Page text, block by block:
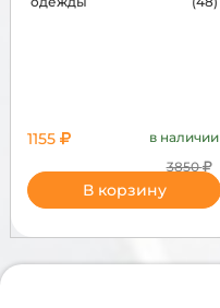
1155
в наличии
3850
В корзину